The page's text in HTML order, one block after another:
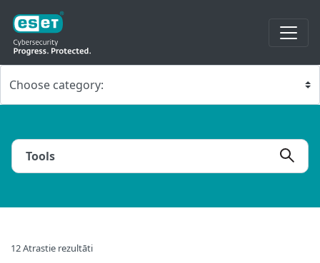
12 Atrastie rezultāti